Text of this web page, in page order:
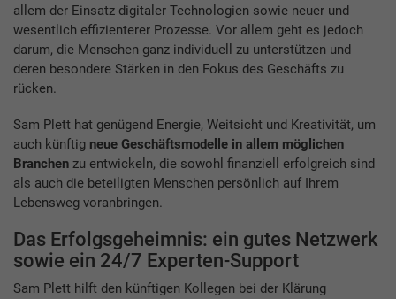
allem der Einsatz digitaler Technologien sowie neuer und
wesentlich effizienterer Prozesse. Vor allem geht es jedoch
darum, die Menschen ganz individuell zu unterstützen und
deren besondere Stärken in den Fokus des Geschäfts zu
rücken.
Sam Plett hat genügend Energie, Weitsicht und Kreativität, um
auch künftig neue Geschäftsmodelle in allem möglichen
Branchen zu entwickeln, die sowohl finanziell erfolgreich sind
als auch die beteiligten Menschen persönlich auf Ihrem
Lebensweg voranbringen.
Das Erfolgsgeheimnis: ein gutes Netzwerk
sowie ein 24/7 Experten-Support
Sam Plett hilft den künftigen Kollegen bei der Klärung